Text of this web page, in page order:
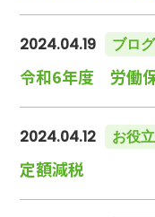
2024.04.19 ブログ
令和6年度 労働
2024.04.12 お役
定額減税